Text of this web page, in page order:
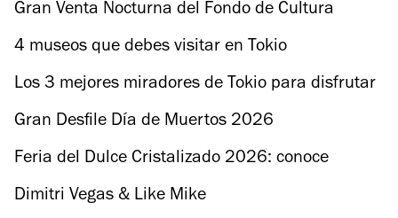
mexicanos
Gran Venta Nocturna del Fondo de Cultura
Económica 2026
4 museos que debes visitar en Tokio
Los 3 mejores miradores de Tokio para disfrutar
de la capital japonesa
Gran Desfile Día de Muertos 2026
Feria del Dulce Cristalizado 2026: conoce
cuándo será en Xochimilco
Dimitri Vegas & Like Mike